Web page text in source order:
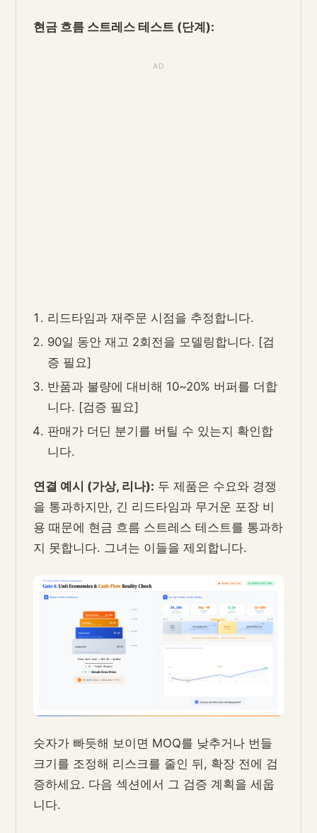
현금 흐름 스트레스 테스트 (단계):
리드타임과 재주문 시점을 추정합니다.
90일 동안 재고 2회전을 모델링합니다. [검
증 필요]
반품과 불량에 대비해 10~20% 버퍼를 더합
니다. [검증 필요]
판매가 더딘 분기를 버틸 수 있는지 확인합
니다.
연결 예시 (가상, 리나): 두 제품은 수요와 경쟁
을 통과하지만, 긴 리드타임과 무거운 포장 비
용 때문에 현금 흐름 스트레스 테스트를 통과하
지 못합니다. 그녀는 이들을 제외합니다.
숫자가 빠듯해 보이면 MOQ를 낮추거나 번들
크기를 조정해 리스크를 줄인 뒤, 확장 전에 검
증하세요. 다음 섹션에서 그 검증 계획을 세웁
니다.